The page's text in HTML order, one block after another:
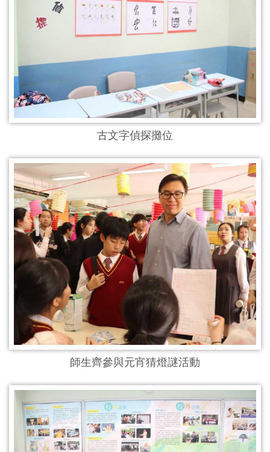
古文字偵探攤位
師生齊參與元宵猜燈謎活動